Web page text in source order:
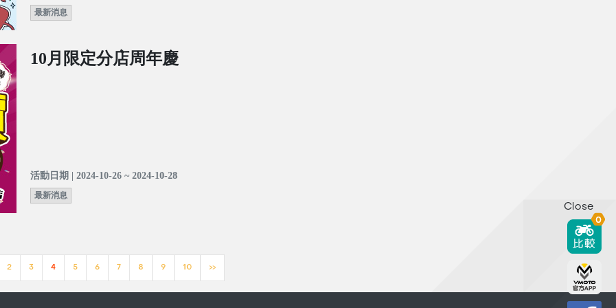
最新消息
10月限定分店周年慶
活動日期 | 2024-10-26 ~ 2024-10-28
最新消息
2 3 4 5 6 7 8 9 10 >>
Close
0